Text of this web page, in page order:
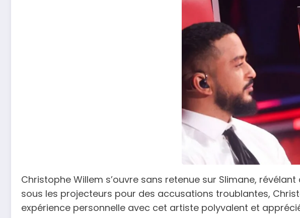
Christophe Willem s’ouvre sans retenue sur Slimane,
sous les projecteurs pour des accusations troublantes,
expérience personnelle avec cet artiste polyvalent et